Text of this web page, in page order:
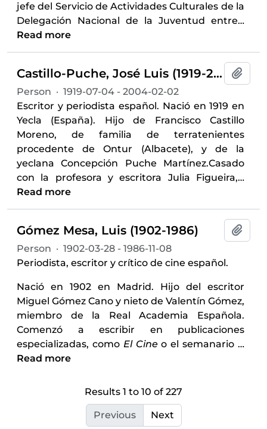
jefe del Servicio de Actividades Culturales de la
Delegación Nacional de la Juventud entre…
Read more
Castillo-Puche, José Luis (1919-2004)
Person · 1919-07-04 - 2004-02-02
Escritor y periodista español. Nació en 1919 en
Yecla (España). Hijo de Francisco Castillo
Moreno, de familia de terratenientes
procedente de Ontur (Albacete), y de la
yeclana Concepción Puche Martínez.Casado
con la profesora y escritora Julia Figueira,…
Read more
Gómez Mesa, Luis (1902-1986)
Person · 1902-03-28 - 1986-11-08
Periodista, escritor y crítico de cine español.
Nació en 1902 en Madrid. Hijo del escritor
Miguel Gómez Cano y nieto de Valentín Gómez,
miembro de la Real Academia Española.
Comenzó a escribir en publicaciones
especializadas, como El Cineo el semanario…
Read more
Results 1 to 10 of 227
Previous Next